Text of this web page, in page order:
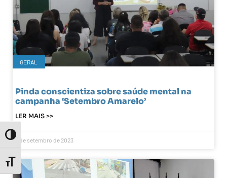
Toggle High Contrast
Toggle Font size
GERAL
Pinda conscientiza sobre saúde mental na
campanha ‘Setembro Amarelo’
LER MAIS >>
5 de setembro de 2023